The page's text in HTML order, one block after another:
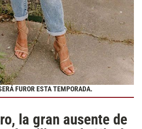
FUROR ESTA TEMPORADA.
la gran ausente de